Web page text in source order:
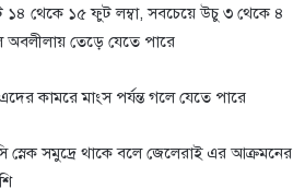
১৪ থেকে ১৫ ফুট লম্বা, সবচেয়ে উচু ৩ থেকে ৪
তেড়ে যেতে পারে
কামরে মাংস পর্যন্ত গলে যেতে পারে
স্নেক সমুদ্রে থাকে বলে জেলেরাই এর আক্রমনের